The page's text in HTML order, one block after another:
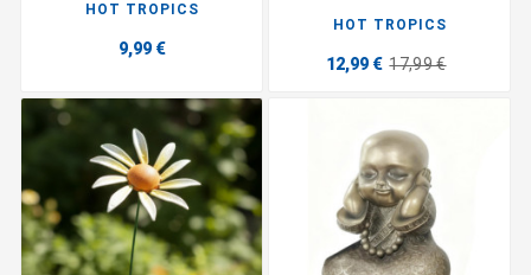
HOT TROPICS
9,99 €
HOT TROPICS
12,99 € 17,99 €